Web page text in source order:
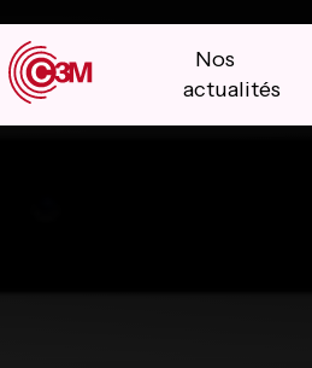
Nos
actualités